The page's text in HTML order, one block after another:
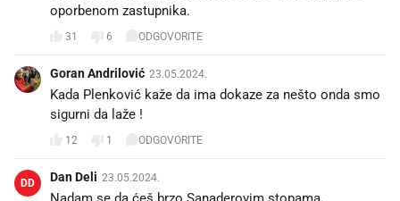
oporbenom zastupnika.
31 6 ODGOVORITE
Goran Andrilović 23.05.2024.
Kada Plenković kaže da ima dokaze za nešto onda smo
sigurni da laže !
12 1 ODGOVORITE
DD Dan Deli 23.05.2024.